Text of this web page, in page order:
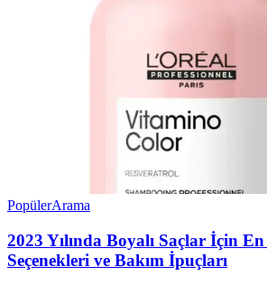
PopülerArama
2023 Yılında Boyalı Saçlar İçin
Seçenekleri ve Bakım İpuçları